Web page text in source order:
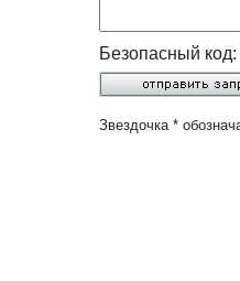
Безопасный код:
Звездочка *